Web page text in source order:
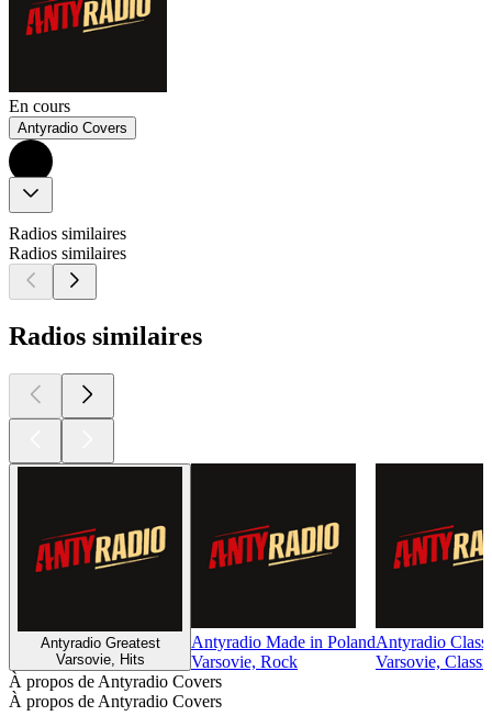
En cours
Antyradio Covers
Radios similaires
Radios similaires
Radios similaires
Antyradio Greatest
Varsovie, Hits
Antyradio Made in Poland
Varsovie, Rock
Antyradio
Varsovie,
À propos de Antyradio Covers
À propos de Antyradio Covers